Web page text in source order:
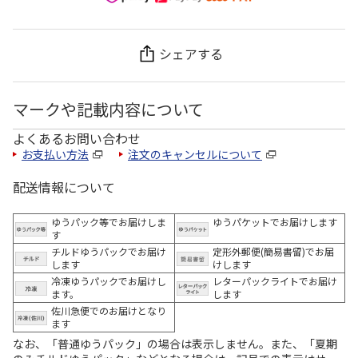
シェアする
マークや記載内容について
よくあるお問い合わせ
お支払い方法 注文のキャンセルについて
配送情報について
ゆうパック等でお届けしま
す
ゆうパケットでお届けします
チルドゆうパックでお届け
します
定形外郵便(簡易書留)でお届
けします
冷凍ゆうパックでお届けし
ます。
レターパックライトでお届け
します
佐川急便でのお届けとなり
ます
なお、「普通ゆうパック」の場合は表示しません。また、「夏期